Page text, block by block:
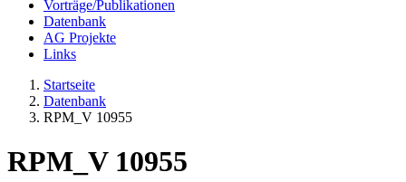
Vorträge/Publikationen
Datenbank
AG Projekte
Links
Startseite
Datenbank
RPM_V 10955
RPM_V 10955